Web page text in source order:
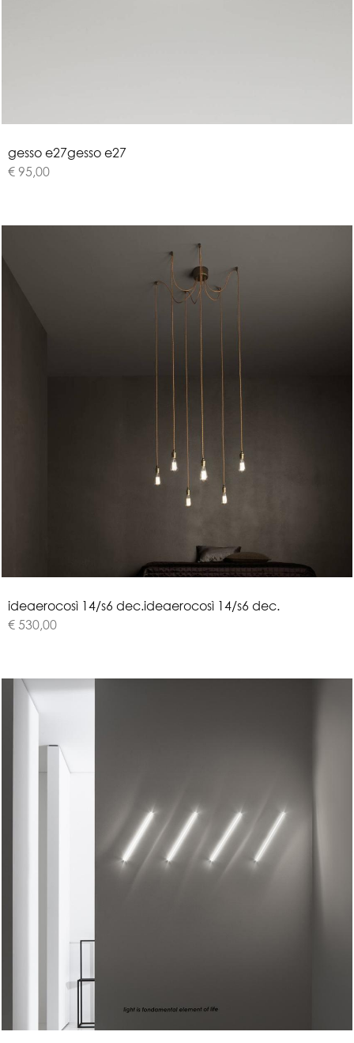
gesso e27gesso e27
€ 95,00
ideaerocosì 14/s6 dec.ideaerocosì 14/s6 dec.
€ 530,00